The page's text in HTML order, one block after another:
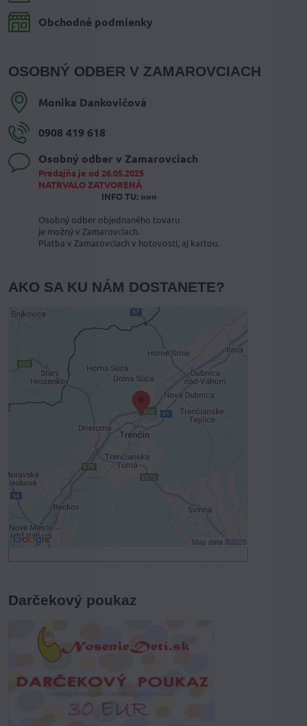
Obchodné podmienky
OSOBNÝ ODBER V ZAMAROVCIACH
Monika Dankovičová
0908 419 618
Osobný odber v Zamarovciach
Predajňa je od 26.05.2025
NATRVALO ZATVORENÁ
INFO TU: »»»
Osobný odber objednaného tovaru
je možný v Zamarovciach.
Platba v Zamarovciach v hotovosti, aj kartou.
AKO SA KU NÁM DOSTANETE?
Externý obsah je blokovaný
Voľbami súkromia
Prajete si načítať externý obsah?
Povoliť tentokrát
Povoliť a zapamätať - súhlas s druhom
cookie: Funkčné
Darčekový poukaz